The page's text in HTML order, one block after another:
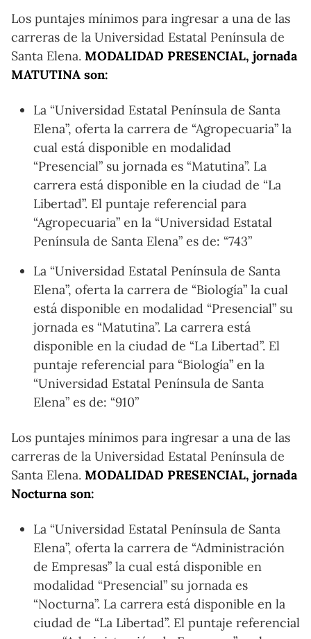
Los puntajes mínimos para ingresar a una de las
carreras de la Universidad Estatal Península de
Santa Elena. MODALIDAD PRESENCIAL, jornada
MATUTINA son:
La “Universidad Estatal Península de Santa
Elena”, oferta la carrera de “Agropecuaria” la
cual está disponible en modalidad
“Presencial” su jornada es “Matutina”. La
carrera está disponible en la ciudad de “La
Libertad”. El puntaje referencial para
“Agropecuaria” en la “Universidad Estatal
Península de Santa Elena” es de: “743”
La “Universidad Estatal Península de Santa
Elena”, oferta la carrera de “Biología” la cual
está disponible en modalidad “Presencial” su
jornada es “Matutina”. La carrera está
disponible en la ciudad de “La Libertad”. El
puntaje referencial para “Biología” en la
“Universidad Estatal Península de Santa
Elena” es de: “910”
Los puntajes mínimos para ingresar a una de las
carreras de la Universidad Estatal Península de
Santa Elena. MODALIDAD PRESENCIAL, jornada
Nocturna son:
La “Universidad Estatal Península de Santa
Elena”, oferta la carrera de “Administración
de Empresas” la cual está disponible en
modalidad “Presencial” su jornada es
“Nocturna”. La carrera está disponible en la
ciudad de “La Libertad”. El puntaje referencial